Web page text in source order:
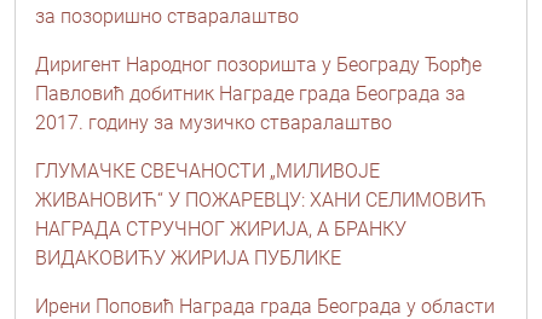
за позоришно стваралаштво
Диригент Народног позоришта у Београду Ђорђе
Павловић добитник Награде града Београда за
2017. годину за музичко стваралаштво
ГЛУМАЧКЕ СВЕЧАНОСТИ „МИЛИВОЈЕ
ЖИВАНОВИЋ“ У ПОЖАРЕВЦУ: ХАНИ СЕЛИМОВИЋ
НАГРАДА СТРУЧНОГ ЖИРИЈА, А БРАНКУ
ВИДАКОВИЋУ ЖИРИЈА ПУБЛИКЕ
Ирени Поповић Награда града Београда у области